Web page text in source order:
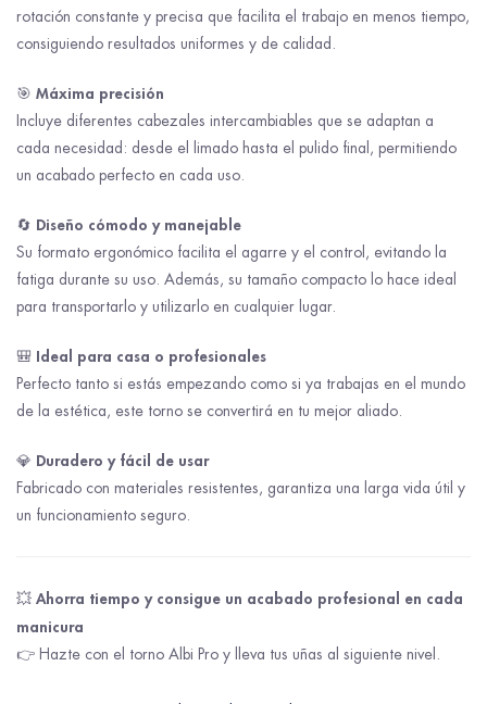
rotación constante y precisa que facilita el trabajo en menos tiempo,
consiguiendo resultados uniformes y de calidad.
🎯 Máxima precisión
Incluye diferentes cabezales intercambiables que se adaptan a
cada necesidad: desde el limado hasta el pulido final, permitiendo
un acabado perfecto en cada uso.
🔄 Diseño cómodo y manejable
Su formato ergonómico facilita el agarre y el control, evitando la
fatiga durante su uso. Además, su tamaño compacto lo hace ideal
para transportarlo y utilizarlo en cualquier lugar.
🎒 Ideal para casa o profesionales
Perfecto tanto si estás empezando como si ya trabajas en el mundo
de la estética, este torno se convertirá en tu mejor aliado.
💎 Duradero y fácil de usar
Fabricado con materiales resistentes, garantiza una larga vida útil y
un funcionamiento seguro.
💥 Ahorra tiempo y consigue un acabado profesional en cada
manicura
👉 Hazte con el torno Albi Pro y lleva tus uñas al siguiente nivel.